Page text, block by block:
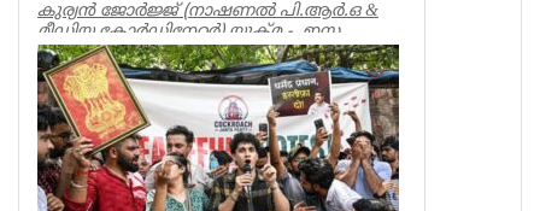
കുര്യൻ ജോർജ്ജ് (നാഷണൽ പി.ആർ.ഒ &
മീഡിയ കോർഡിനേറ്റർ) യുക്മ - ഇസ
ലണ്ടൻ കേരളപൂരം വ...
Associations